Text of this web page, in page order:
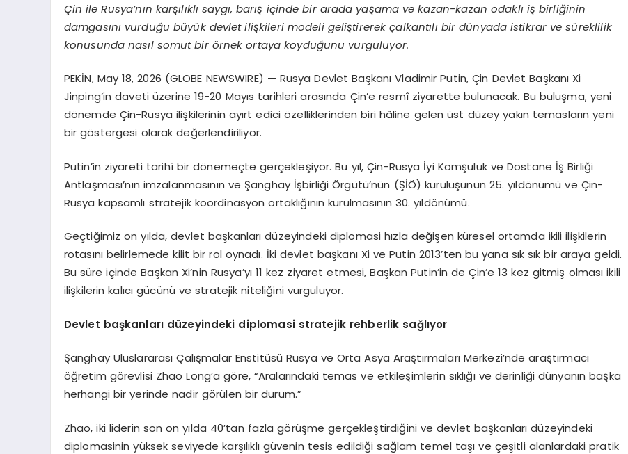
Çin ile Rusya’nın karşılıklı saygı, barış içinde bir arada yaşama ve kazan-kazan odaklı iş birliğinin
damgasını vurduğu büyük devlet ilişkileri modeli geliştirerek çalkantılı bir dünyada istikrar ve süreklilik
konusunda nasıl somut bir örnek ortaya koyduğunu vurguluyor.
PEKİN, May 18, 2026 (GLOBE NEWSWIRE) — Rusya Devlet Başkanı Vladimir Putin, Çin Devlet Başkanı Xi
Jinping’in daveti üzerine 19-20 Mayıs tarihleri arasında Çin’e resmî ziyarette bulunacak. Bu buluşma, yeni
dönemde Çin-Rusya ilişkilerinin ayırt edici özelliklerinden biri hâline gelen üst düzey yakın temasların yeni
bir göstergesi olarak değerlendiriliyor.
Putin’in ziyareti tarihî bir dönemeçte gerçekleşiyor. Bu yıl, Çin-Rusya İyi Komşuluk ve Dostane İş Birliği
Antlaşması’nın imzalanmasının ve Şanghay İşbirliği Örgütü’nün (ŞİÖ) kuruluşunun 25. yıldönümü ve Çin-
Rusya kapsamlı stratejik koordinasyon ortaklığının kurulmasının 30. yıldönümü.
Geçtiğimiz on yılda, devlet başkanları düzeyindeki diplomasi hızla değişen küresel ortamda ikili ilişkilerin
rotasını belirlemede kilit bir rol oynadı. İki devlet başkanı Xi ve Putin 2013’ten bu yana sık sık bir araya geldi.
Bu süre içinde Başkan Xi’nin Rusya’yı 11 kez ziyaret etmesi, Başkan Putin’in de Çin’e 13 kez gitmiş olması ikili
ilişkilerin kalıcı gücünü ve stratejik niteliğini vurguluyor.
Devlet başkanları düzeyindeki diplomasi stratejik rehberlik sağlıyor
Şanghay Uluslararası Çalışmalar Enstitüsü Rusya ve Orta Asya Araştırmaları Merkezi’nde araştırmacı
öğretim görevlisi Zhao Long’a göre, “Aralarındaki temas ve etkileşimlerin sıklığı ve derinliği dünyanın başka
herhangi bir yerinde nadir görülen bir durum.”
Zhao, iki liderin son on yılda 40’tan fazla görüşme gerçekleştirdiğini ve devlet başkanları düzeyindeki
diplomasinin yüksek seviyede karşılıklı güvenin tesis edildiği sağlam temel taşı ve çeşitli alanlardaki pratik